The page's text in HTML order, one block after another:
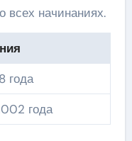
всех начинаниях.
года
года